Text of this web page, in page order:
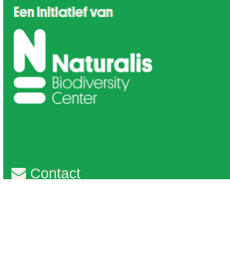
Contact